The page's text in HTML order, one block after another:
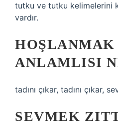
tutku ve tutku kelimelerini
vardır.
HOŞLANMAK
ANLAMLISI
tadını çıkar, tadını çıkar,
SEVMEK